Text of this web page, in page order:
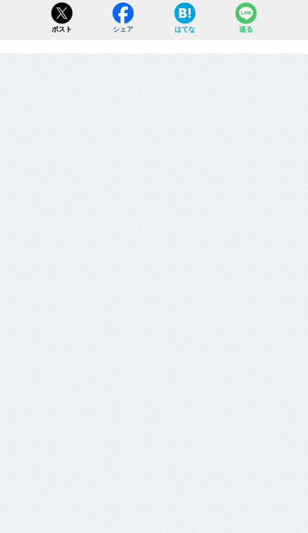
ポスト シェア はてな 送る